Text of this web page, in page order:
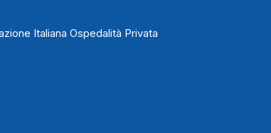
Italiana Ospedalità Privata